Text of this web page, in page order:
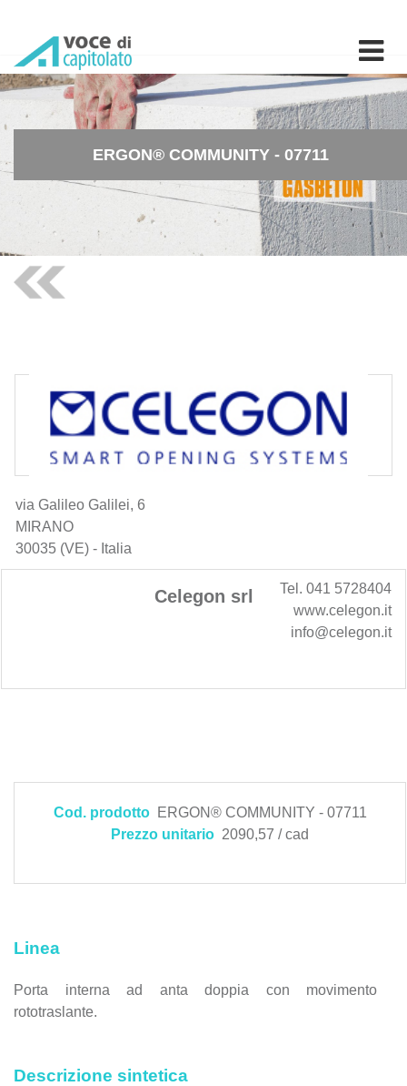
ERGON® COMMUNITY - 07711
Celegon srl
via Galileo Galilei, 6
MIRANO
30035 (VE) - Italia
Tel. 041 5728404
www.celegon.it
info@celegon.it
Cod. prodottoERGON® COMMUNITY - 07711
Prezzo unitario 2090,57 / cad
Linea
Porta interna ad anta doppia con movimento
rototraslante.
Descrizione sintetica